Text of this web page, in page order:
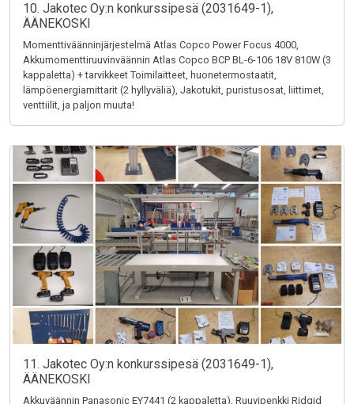
10. Jakotec Oy:n konkurssipesä (2031649-1),
ÄÄNEKOSKI
Momenttiväänninjärjestelmä Atlas Copco Power Focus 4000,
Akkumomenttiruuvinväännin Atlas Copco BCP BL-6-106 18V 810W (3
kappaletta) + tarvikkeet Toimilaitteet, huonetermostaatit,
lämpöenergiamittarit (2 hyllyväliä), Jakotukit, puristusosat, liittimet,
venttiilit, ja paljon muuta!
11. Jakotec Oy:n konkurssipesä (2031649-1),
ÄÄNEKOSKI
Akkuväännin Panasonic EY7441 (2 kappaletta), Ruuvipenkki Ridgid